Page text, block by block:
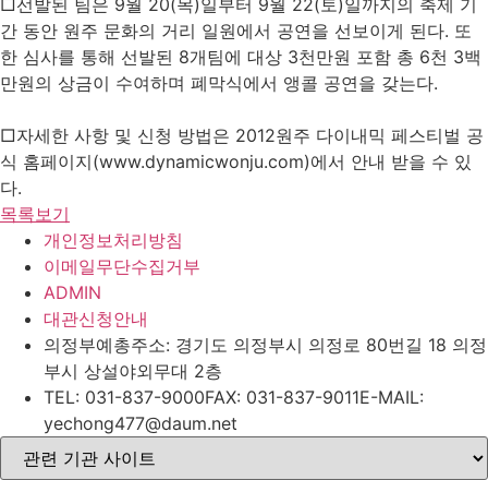
□선발된 팀은 9월 20(목)일부터 9월 22(토)일까지의 축제 기
간 동안 원주 문화의 거리 일원에서 공연을 선보이게 된다. 또
한 심사를 통해 선발된 8개팀에 대상 3천만원 포함 총 6천 3백
만원의 상금이 수여하며 폐막식에서 앵콜 공연을 갖는다.
□자세한 사항 및 신청 방법은 2012원주 다이내믹 페스티벌 공
식 홈페이지(www.dynamicwonju.com)에서 안내 받을 수 있
다.
목록보기
개인정보처리방침
이메일무단수집거부
ADMIN
대관신청안내
의정부예총주소: 경기도 의정부시 의정로 80번길 18 의정
부시 상설야외무대 2층
TEL: 031-837-9000FAX: 031-837-9011E-MAIL:
yechong477@daum.net